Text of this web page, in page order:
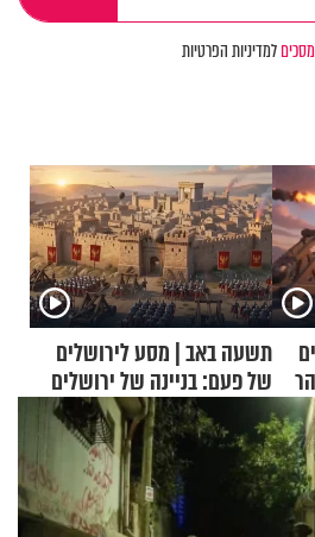
למדיניות הפרטיות
תשעה באב | מסע לירושלים
של פעם: בניינה של ירושלים